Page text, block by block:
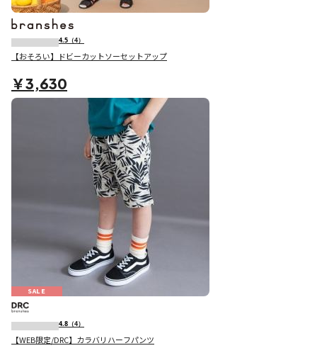
4.5 （4）
【おそろい】ドビーカットソーセットアップ
￥3,630
SALE
4.8 （4）
【WEB限定/DRC】カラバリハーフパンツ